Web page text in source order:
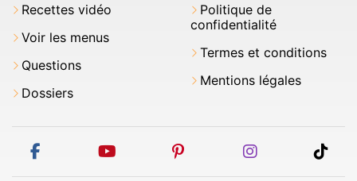
Recettes vidéo
Voir les menus
Questions
Dossiers
Politique de
confidentialité
Termes et conditions
Mentions légales
facebook youtube pinterest instagram